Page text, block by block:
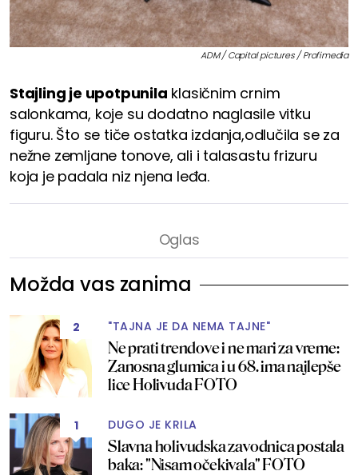
ADM / Capital pictures / Profimedia
Stajling je upotpunila klasičnim crnim
salonkama, koje su dodatno naglasile vitku
figuru. Što se tiče ostatka izdanja,odlučila se za
nežne zemljane tonove, ali i talasastu frizuru
koja je padala niz njena leđa.
Možda vas zanima
2 "TAJNA JE DA NEMA TAJNE"
Ne prati trendove i ne mari za vreme:
Zanosna glumica i u 68. ima najlepše
lice Holivuda FOTO
1 DUGO JE KRILA
Slavna holivudska zavodnica postala
baka: "Nisam očekivala" FOTO